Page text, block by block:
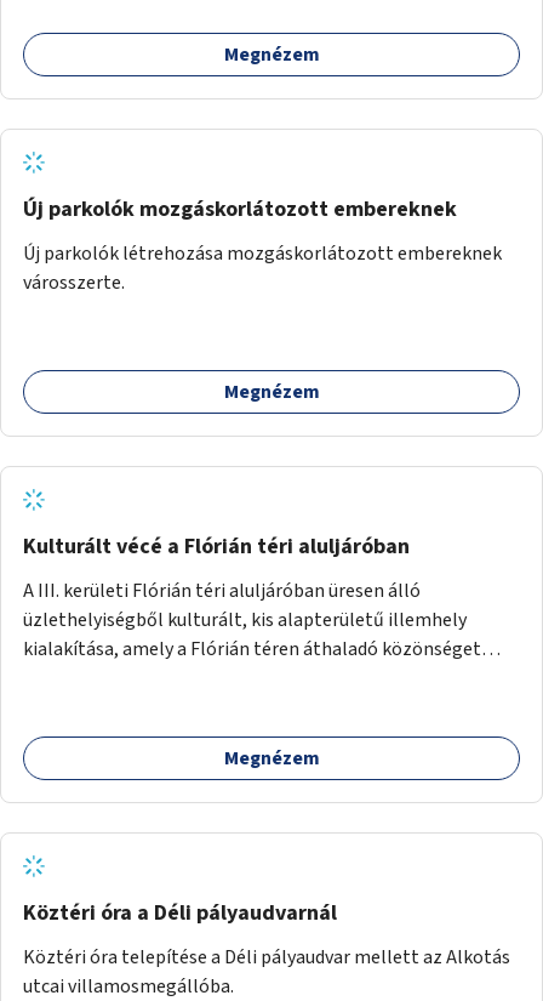
Megnézem
Új parkolók mozgáskorlátozott embereknek
Új parkolók létrehozása mozgáskorlátozott embereknek
városszerte.
Megnézem
Kulturált vécé a Flórián téri aluljáróban
A III. kerületi Flórián téri aluljáróban üresen álló
üzlethelyiségből kulturált, kis alapterületű illemhely
kialakítása, amely a Flórián téren áthaladó közönséget
Megnézem
Köztéri óra a Déli pályaudvarnál
Köztéri óra telepítése a Déli pályaudvar mellett az Alkotás
utcai villamosmegállóba.